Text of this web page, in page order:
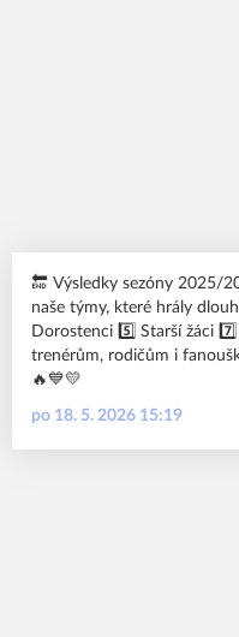
🔚 Výsledky sezóny 2025/2026 🔚 Podívejte se,
naše týmy, které hrály dlouhodobé
Dorostenci 5️⃣ Starší žáci 7️⃣ Junioři Díky
trenérům, rodičům i
🔥💙💛
po 18. 5. 2026 15:19